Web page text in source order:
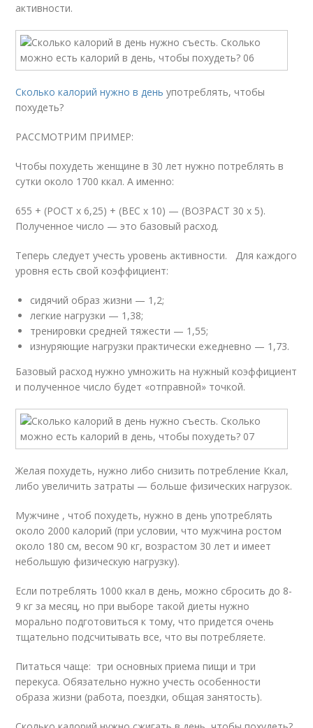
активности.
Сколько калорий нужно в день употреблять, чтобы
похудеть?
РАССМОТРИМ ПРИМЕР:
Чтобы похудеть женщине в 30 лет нужно потреблять в
сутки около 1700 ккал. А именно:
655 + (РОСТ х 6,25) + (ВЕС х 10) — (ВОЗРАСТ 30 х 5).
Полученное число — это базовый расход.
Теперь следует учесть уровень активности. Для каждого
уровня есть свой коэффициент:
сидячий образ жизни — 1,2;
легкие нагрузки — 1,38;
тренировки средней тяжести — 1,55;
изнуряющие нагрузки практически ежедневно — 1,73.
Базовый расход нужно умножить на нужный коэффициент
и полученное число будет «отправной» точкой.
Желая похудеть, нужно либо снизить потребление Ккал,
либо увеличить затраты — больше физических нагрузок.
Мужчине , чтоб похудеть, нужно в день употреблять
около 2000 калорий (при условии, что мужчина ростом
около 180 см, весом 90 кг, возрастом 30 лет и имеет
небольшую физическую нагрузку).
Если потреблять 1000 ккал в день, можно сбросить до 8-
9 кг за месяц, но при выборе такой диеты нужно
морально подготовиться к тому, что придется очень
тщательно подсчитывать все, что вы потребляете.
Питаться чаще: три основных приема пищи и три
перекуса. Обязательно нужно учесть особенности
образа жизни (работа, поездки, общая занятость).